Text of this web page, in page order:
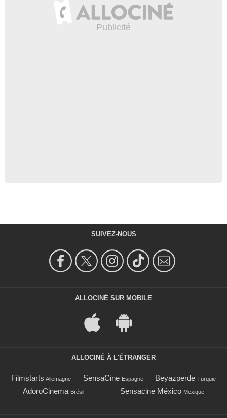
SUIVEZ-NOUS
ALLOCINÉ SUR MOBILE
ALLOCINÉ À L'ÉTRANGER
Filmstarts Allemagne SensaCine Espagne Beyazperde Turquie
AdoroCinema Brésil Sensacine México Mexique